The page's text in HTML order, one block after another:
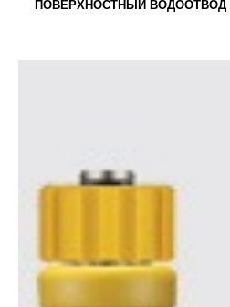
ПОВЕРХНОСТНЫЙ ВОДООТВОД